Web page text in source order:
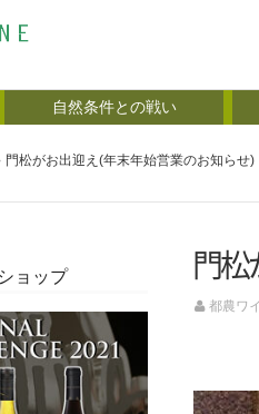
自然条件との戦い
門松がお出迎え(年末年始営業のお知らせ)
門松
都農ワ
ョップ